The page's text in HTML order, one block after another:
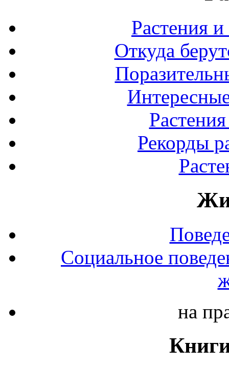
Растения
Откуда
Рекорды
Социальное
на